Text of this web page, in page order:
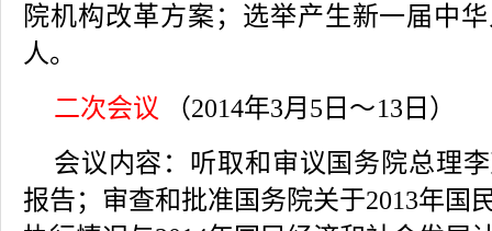
院机构改革方案；选举产生新一届中
人。
二次会议
（2014年3月5日 ～13日）
会议内容： 听取和审议国务院总理
报告；审查和批准国务院关于2013年国